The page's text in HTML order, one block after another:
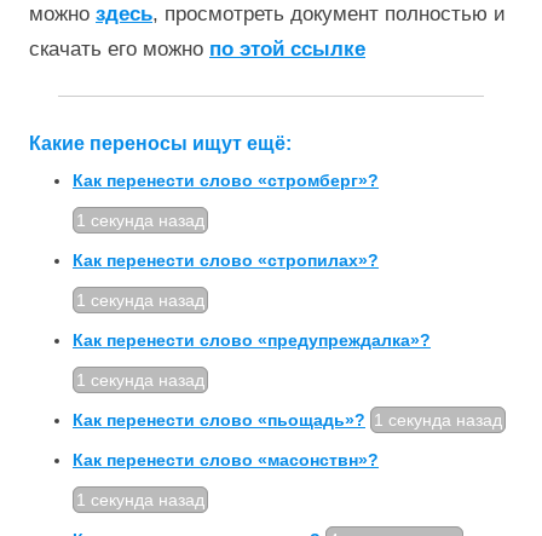
можно здесь, просмотреть документ полностью и
скачать его можно по этой ссылке
Какие переносы ищут ещё:
Как перенести слово «стромберг»?
1 секунда назад
Как перенести слово «стропилах»?
1 секунда назад
Как перенести слово «предупреждалка»?
1 секунда назад
Как перенести слово «пьощадь»? 1 секунда назад
Как перенести слово «масонствн»?
1 секунда назад